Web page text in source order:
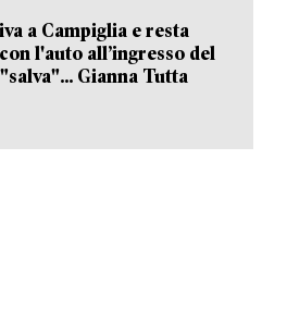
a Campiglia e resta
l'auto all’ingresso del
Gianna Tutta